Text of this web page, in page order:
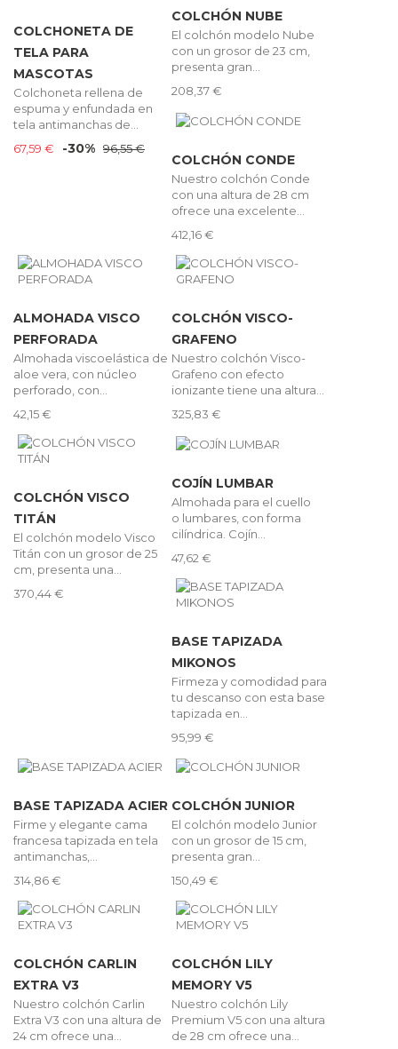
COLCHONETA DE
TELA PARA
MASCOTAS
Colchoneta rellena de
espuma y enfundada en
tela antimanchas de...
67,59 €
-30% 96,55 €
COLCHÓN NUBE
El colchón modelo Nube
con un grosor de 23 cm,
presenta gran...
208,37 €
COLCHÓN CONDE
Nuestro colchón Conde
con una altura de 28 cm
ofrece una excelente...
412,16 €
ALMOHADA VISCO
PERFORADA
Almohada viscoelástica de
aloe vera, con núcleo
perforado, con...
42,15 €
COLCHÓN VISCO-
GRAFENO
Nuestro colchón Visco-
Grafeno con efecto
ionizante tiene una altura...
325,83 €
COLCHÓN VISCO
TITÁN
El colchón modelo Visco
Titán con un grosor de 25
cm, presenta una...
370,44 €
COJÍN LUMBAR
Almohada para el cuello
o lumbares, con forma
cilíndrica. Cojín...
47,62 €
BASE TAPIZADA
MIKONOS
Firmeza y comodidad para
tu descanso con esta base
tapizada en...
95,99 €
BASE TAPIZADA ACIER
Firme y elegante cama
francesa tapizada en tela
antimanchas,...
314,86 €
COLCHÓN JUNIOR
El colchón modelo Junior
con un grosor de 15 cm,
presenta gran...
150,49 €
COLCHÓN CARLIN
EXTRA V3
Nuestro colchón Carlin
Extra V3 con una altura de
24 cm ofrece una...
COLCHÓN LILY
MEMORY V5
Nuestro colchón Lily
Premium V5 con una altura
de 28 cm ofrece una...